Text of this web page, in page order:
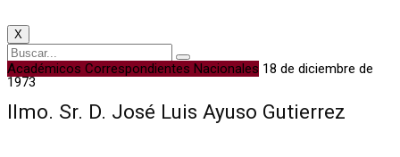
X
Académicos Correspondientes Nacionales 18 de diciembre de
1973
Ilmo. Sr. D. José Luis Ayuso Gutierrez